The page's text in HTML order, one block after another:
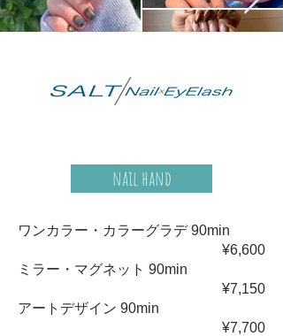
nail hand
ワンカラー・カラーグラデ 90min
¥6,600
ミラー・マグネット 90min
¥7,150
アートデザイン 90min
¥7,700